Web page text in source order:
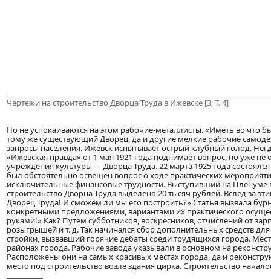
Чертежи на строительство Дворца Труда в Ижевске [3, Т. 4]
Но не успокаиваются на этом рабочие-металлисты. «Иметь во что
тому же существующий Дворец, да и другие мелкие рабочие
запросы населения. Ижевск испытывает острый клубный голод.
«Ижевская правда» от 1 мая 1921 года поднимает вопрос, но уже
учреждения культуры — Дворца Труда. 22 марта 1925 года
был обстоятельно освещён вопрос о ходе практических
исключительные финансовые трудности. Выступивший на
строительство Дворца Труда выделено 20 тысяч рублей. Вслед за
Дворец Труда! И сможем ли мы его построить?» Статья вызвала
конкретными предложениями, вариантами их практического
руками!» Как? Путем субботников, воскресников, отчислений от
розыгрышей и т. д. Так начинался сбор дополнительных средств
стройки, вызвавший горячие дебаты среди трудящихся города.
районах города. Рабочие завода указывали в основном на
Расположены они на самых красивых местах города, да и
место под строительство возле здания цирка. Строительство